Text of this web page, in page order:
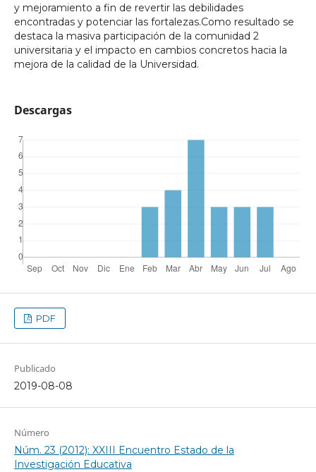
y mejoramiento a fin de revertir las debilidades
encontradas y potenciar las fortalezas.Como resultado se
destaca la masiva participación de la comunidad 2
universitaria y el impacto en cambios concretos hacia la
mejora de la calidad de la Universidad.
Descargas
PDF
Publicado
2019-08-08
Número
Núm. 23 (2012): XXIII Encuentro Estado de la
Investigación Educativa